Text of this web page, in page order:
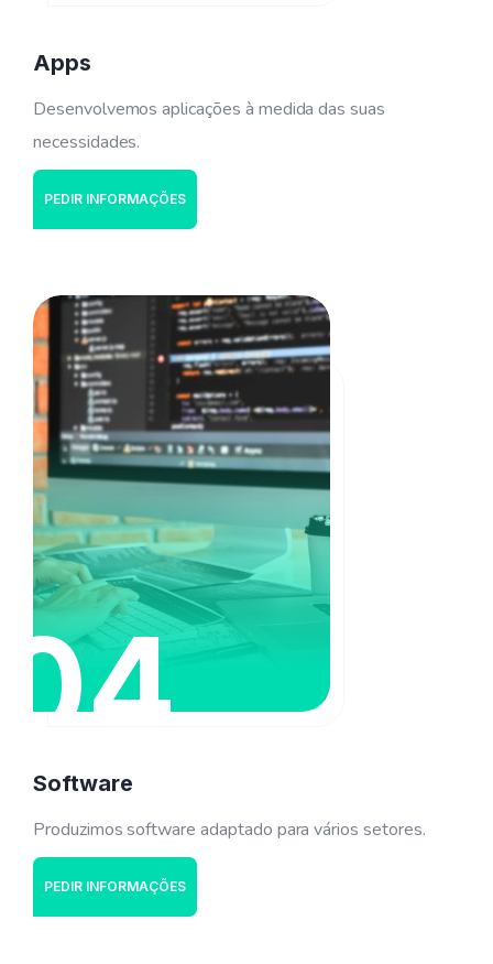
Apps
Desenvolvemos aplicações à medida das suas
necessidades.
PEDIR INFORMAÇÕES
Software
Produzimos software adaptado para vários setores.
PEDIR INFORMAÇÕES